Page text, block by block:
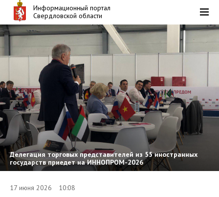
Информационный портал
Свердловской области
Делегация торговых представителей из 55 иностранных
государств приедет на ИННОПРОМ-2026
17 июня 2026 10:08